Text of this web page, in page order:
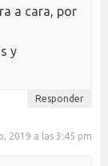
a cara, por
y
Responder
2019 a las 3:45 pm